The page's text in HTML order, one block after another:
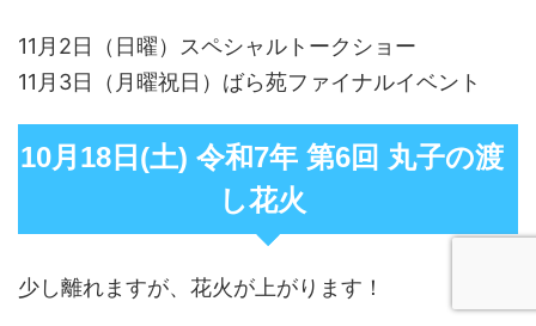
11月2日（日曜）スペシャルトークショー
11月3日（月曜祝日）ばら苑ファイナルイベント
10月18日(土) 令和7年 第6回 丸子の渡
し花火
少し離れますが、花火が上がります！